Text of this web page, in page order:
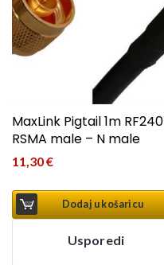
MaxLink Pigtail 1m RF240
RSMA male – N male
11,30€
Dodaj u košaricu
Usporedi